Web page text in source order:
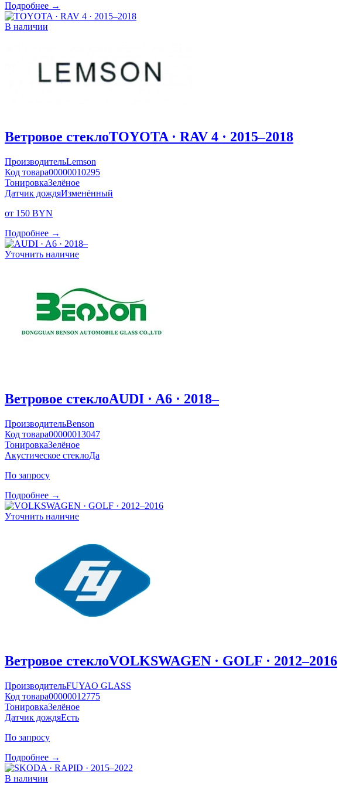
Подробнее →
В наличии
Ветровое стеклоTOYOTA · RAV 4 · 2015–2018
ПроизводительLemson
Код товара00000010295
ТонировкаЗелёное
Датчик дождяИзменённый
от 150 BYN
Подробнее →
Уточнить наличие
Ветровое стеклоAUDI · A6 · 2018–
ПроизводительBenson
Код товара00000013047
ТонировкаЗелёное
Акустическое стеклоДа
По запросу
Подробнее →
Уточнить наличие
Ветровое стеклоVOLKSWAGEN · GOLF · 2012–2016
ПроизводительFUYAO GLASS
Код товара00000012775
ТонировкаЗелёное
Датчик дождяЕсть
По запросу
Подробнее →
В наличии